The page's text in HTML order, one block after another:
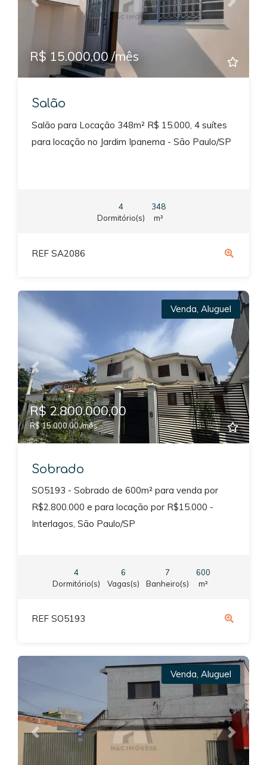
Previous Next
R$ 15.000,00 /mês
Salão
Salão para Locação 348m² R$ 15.000, 4 suítes
para locação no Jardim Ipanema - São Paulo/SP
4
Dormitório(s)
348
m²
REF SA2086
Previous Next
Venda, Aluguel
R$ 2.800.000,00
R$ 15.000,00 /mês
Sobrado
SO5193 - Sobrado de 600m² para venda por
R$2.800.000 e para locação por R$15.000 -
Interlagos, São Paulo/SP
4
Dormitório(s)
6
Vagas(s)
7
Banheiro(s)
600
m²
REF SO5193
Previous Next
Venda, Aluguel